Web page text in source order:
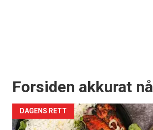
Forsiden akkurat nå
DAGENS RETT